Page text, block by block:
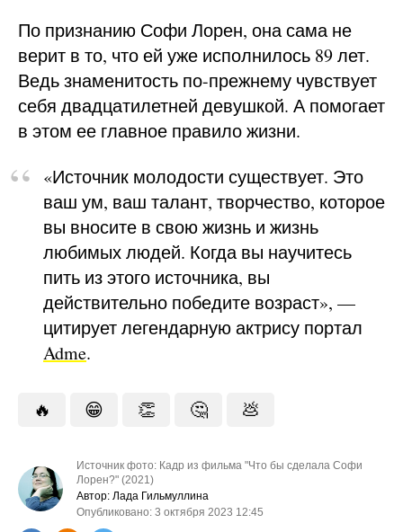
По признанию Софи Лорен, она сама не
верит в то, что ей уже исполнилось 89 лет.
Ведь знаменитость по-прежнему чувствует
себя двадцатилетней девушкой. А помогает
в этом ее главное правило жизни.
«Источник молодости существует. Это
ваш ум, ваш талант, творчество, которое
вы вносите в свою жизнь и жизнь
любимых людей. Когда вы научитесь
пить из этого источника, вы
действительно победите возраст», —
цитирует легендарную актрису портал
Adme.
🔥 😁 👏 🤔 💩
Источник фото: Кадр из фильма "Что бы сделала Софи
Лорен?" (2021)
Автор: Лада Гильмуллина
Опубликовано: 3 октября 2023 12:45